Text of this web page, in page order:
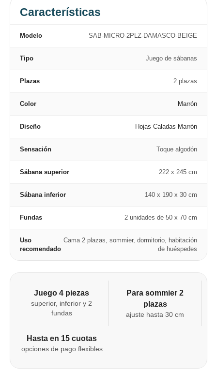
Características
Modelo SAB-MICRO-2PLZ-DAMASCO-BEIGE
Tipo Juego de sábanas
Plazas 2 plazas
Color Marrón
Diseño Hojas Caladas Marrón
Sensación Toque algodón
Sábana superior 222 x 245 cm
Sábana inferior 140 x 190 x 30 cm
Fundas 2 unidades de 50 x 70 cm
Uso
recomendado
Cama 2 plazas, sommier, dormitorio, habitación
de huéspedes
Juego 4 piezas
superior, inferior y 2
fundas
Para sommier 2
plazas
ajuste hasta 30 cm
Hasta en 15 cuotas
opciones de pago flexibles